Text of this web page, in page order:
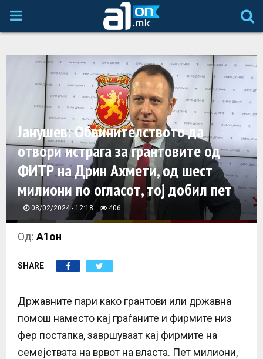
P
A
R
M
E
N
U
Јанушев: Обвинителството да
отвори истрага за грантовите од
ФИТР на Дрин Ахмети, од шест
милиони по огласот, тој добил пет
08/02/2024 - 12:18 406
Од:А1он
SHARE
Државните пари како грантови или државна
помош наместо кај граѓаните и фирмите низ
фер постапка, завршуваат кај фирмите на
семејствата на врвот на власта. Пет милиони,